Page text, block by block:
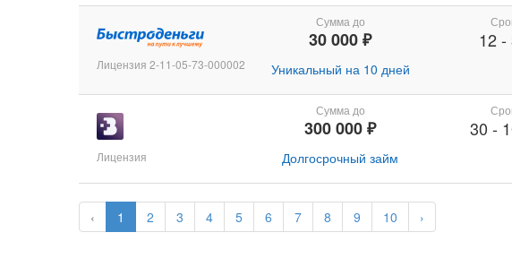
‹ 1 2 3 4 5 6 7 8 9 10 ›
Лицензия 2-11-05-73-000002
Сумма до
30 000 ₽
Уникальный на 10 дней
12-
Лицензия
Сумма до
300 000 ₽
Долгосрочный займ
30 -